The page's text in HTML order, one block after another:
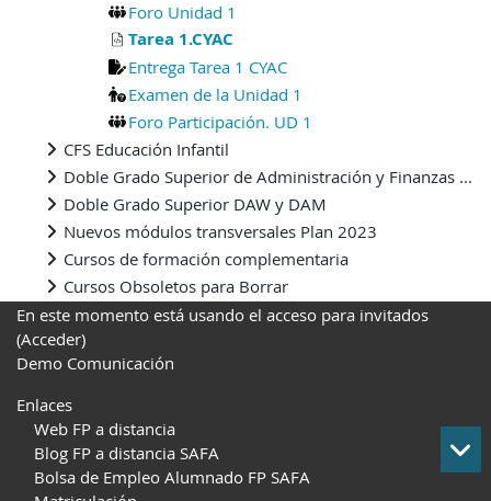
Foro Unidad 1
Tarea 1.CYAC
Entrega Tarea 1 CYAC
Examen de la Unidad 1
Foro Participación. UD 1
CFS Educación Infantil
Doble Grado Superior de Administración y Finanzas ...
Doble Grado Superior DAW y DAM
Nuevos módulos transversales Plan 2023
Cursos de formación complementaria
Cursos Obsoletos para Borrar
En este momento está usando el acceso para invitados
(Acceder)
Demo Comunicación
Enlaces
Web FP a distancia
Blog FP a distancia SAFA
Bolsa de Empleo Alumnado FP SAFA